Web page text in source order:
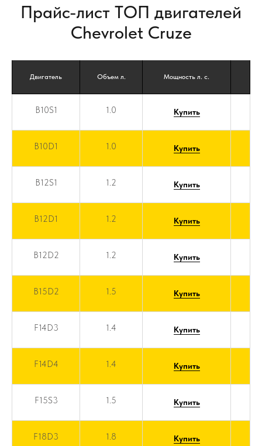
Прайс-лист ТОП двигателей
Chevrolet Cruze
Двигатель Объем л. Мощность л. с.
B10S1 1.0 Купить
B10D1 1.0 Купить
B12S1 1.2 Купить
B12D1 1.2 Купить
B12D2 1.2 Купить
B15D2 1.5 Купить
F14D3 1.4 Купить
F14D4 1.4 Купить
F15S3 1.5 Купить
F18D3 1.8 Купить